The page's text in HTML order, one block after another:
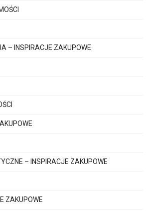
– INSPIRACJE ZAKUPOWE
– INSPIRACJE ZAKUPOWE
ZAKUPOWE